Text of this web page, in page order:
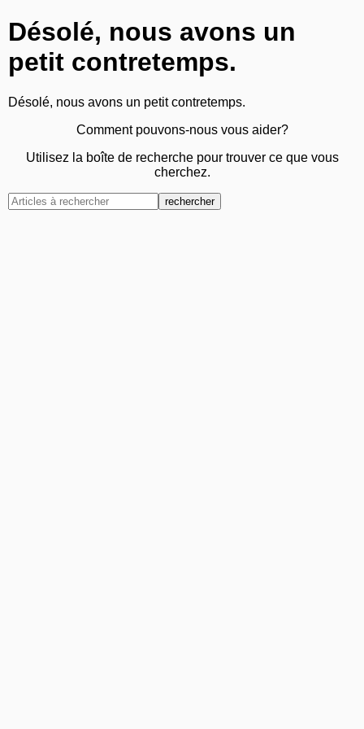
Désolé, nous avons un
petit contretemps.
Désolé, nous avons un petit contretemps.
Comment pouvons-nous vous aider?
Utilisez la boîte de recherche pour trouver ce que vous
cherchez.
rechercher